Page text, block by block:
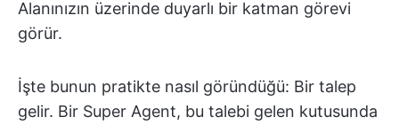
Alanınızın üzerinde duyarlı bir katman görevi
görür.
İşte bunun pratikte nasıl göründüğü: Bir talep
gelir. Bir Super Agent, bu talebi gelen kutusunda